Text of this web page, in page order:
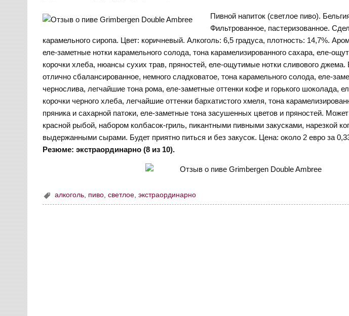
Пивной напиток (светлое пиво).
Фильтрованное, пастеризованное.
карамельного сиропа. Цвет: коричневый. Алкоголь: 6,5 градуса, плотность: 14,7%.
еле-заметные нотки карамельного солода, тона карамелизированного сахара, еле-
корочки хлеба, нюансы сухих трав, пряностей, еле-ощутимые нотки сливового джема.
отлично сбалансированное, немного сладковатое, тона карамельного солода, еле-
чернослива, легчайшие тона рома, еле-заметные оттенки кофе и горького
корочки черного хлеба, легчайшие оттенки бархатистого хмеля, тона
пряника и сахарной патоки, еле-заметные тона засушенных цветов и пряностей.
красной рыбой, набором колбасок-гриль, пикантными пивными закусками, нарезкой
выдержанными сырами. Будет приятно питься и без закусок. Цена: около 2 евро за
Резюме: экстраординарно (8 из 10).
алкоголь, пиво,светлое,экстраординарно